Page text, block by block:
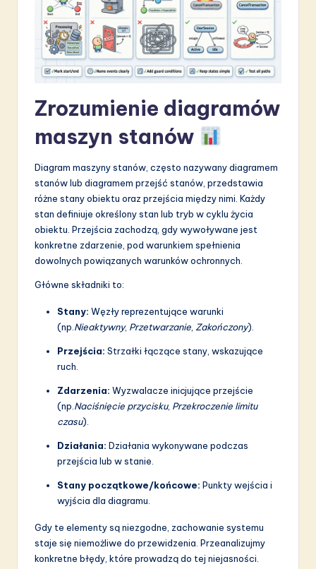
o
Zrozumienie diagramów
maszyn stanów
Diagram maszyny stanów, często nazywany diagramem
stanów lub diagramem przejść stanów, przedstawia
różne stany obiektu oraz przejścia między nimi. Każdy
stan definiuje określony stan lub tryb w cyklu życia
obiektu. Przejścia zachodzą, gdy wywoływane jest
konkretne zdarzenie, pod warunkiem spełnienia
dowolnych powiązanych warunków ochronnych.
Główne składniki to:
Stany: Węzły reprezentujące warunki
(np. Nieaktywny, Przetwarzanie Zakończony).
Przejścia: Strzałki łączące stany, wskazujące
ruch.
Zdarzenia: Wyzwalacze inicjujące przejście
(np. Naciśnięcie przycisku, Przekroczenie limitu
czasu).
Działania: Działania wykonywane podczas
przejścia lub w stanie.
Stany początkowe/końcowe: Punkty wejścia i
wyjścia dla diagramu.
Gdy te elementy są niezgodne, zachowanie systemu
staje się niemożliwe do przewidzenia. Przeanalizujmy
konkretne błędy, które prowadzą do tej niejasności.